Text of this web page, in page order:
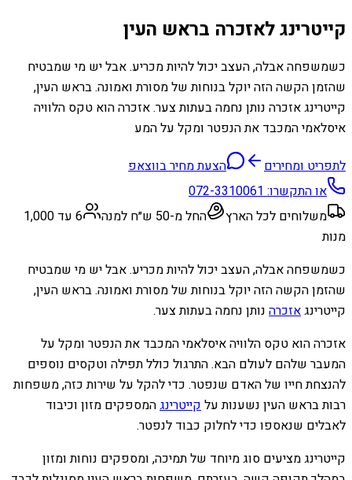
קייטרינג לאזכרה בראש העין
כשמשפחה אבלה, העצב יכול להיות מכריע. אבל יש מי שמבטיח
שהזמן הקשה הזה יוקל בנוחות של מסורת ואמונה. בראש העין,
קייטרינג אזכרה נותן נחמה בעתות צער. אזכרה הוא טקס הלוויה
איסלאמי המכבד את הנפטר ומקל על המע
לתפריט ומחירים
הצעת מחיר בווצאפ
או התקשרו:072-3310061
משלוחים לכל הארץ
החל מ-50 ש״ח למנה
6 עד 1,000
מנות
כשמשפחה אבלה, העצב יכול להיות מכריע. אבל יש מי שמבטיח
שהזמן הקשה הזה יוקל בנוחות של מסורת ואמונה. בראש העין,
קייטרינגאזכרה נותן נחמה בעתות צער.
אזכרה הוא טקס הלוויה איסלאמי המכבד את הנפטר ומקל על
המעבר שלהם לעולם הבא. התרגול כולל תפילה וטקסים נוספים
להנצחת חייו של האדם שנפטר. כדי להקל על שירות כזה, משפחות
רבות בראש העין נשענות עלקייטרינגהמספקים מזון וכיבוד
לאבלים שנאספו כדי לחלוק כבוד לנפטר.
קייטרינג מציעים סוג מיוחד של תמיכה, ומספקים נוחות ומזון